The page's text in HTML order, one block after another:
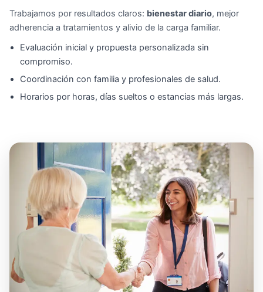
Trabajamos por resultados claros: bienestar diario, mejor
adherencia a tratamientos y alivio de la carga familiar.
Evaluación inicial y propuesta personalizada sin
compromiso.
Coordinación con familia y profesionales de salud.
Horarios por horas, días sueltos o estancias más largas.